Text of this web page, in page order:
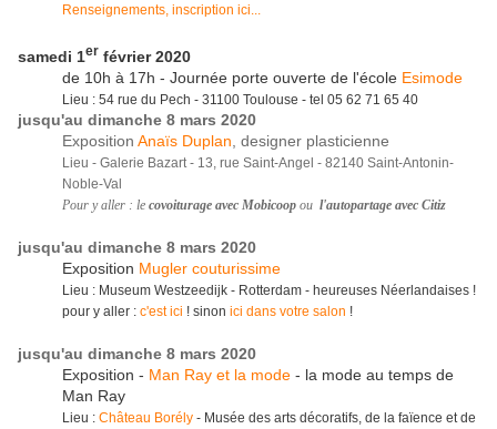
Renseignements, inscription ici...
samedi 1er février 2020
de 10h à 17h - Journée porte ouverte de l'école Esimode
Lieu : 54 rue du Pech - 31100 Toulouse - tel 05 62 71 65 40
jusqu'au dimanche 8 mars 2020
Exposition Anaïs Duplan , designer plasticienne
Lieu - Galerie Bazart - 13, rue Saint-Angel - 82140 Saint-Antonin-
Noble-Val
Pour y aller : le covoiturage avec Mobicoop ou l'autopartage avec Citiz
jusqu'au dimanche 8 mars 2020
Exposition Mugler couturissime
Lieu : Museum Westzeedijk - Rotterdam - heureuses Néerlandaises !
pour y aller : c'est ici ! sinon ici dans votre salon !
jusqu'au dimanche 8 mars 2020
Exposition - Man Ray et la mode - la mode au temps de
Man Ray
Lieu : Château Borély - Musée des arts décoratifs, de la faïence et de